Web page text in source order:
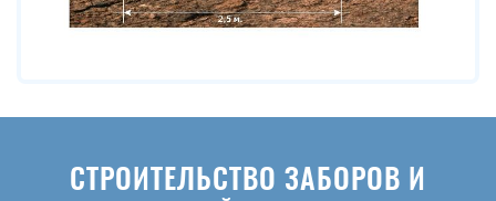
СТРОИТЕЛЬСТВО ЗАБОРОВ И